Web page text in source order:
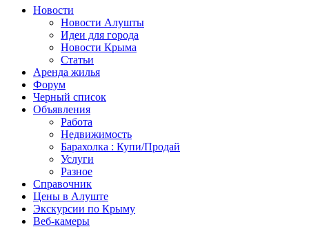
Новости
Новости Алушты
Идеи для города
Новости Крыма
Статьи
Аренда жилья
Форум
Черный список
Объявления
Работа
Недвижимость
Барахолка : Купи/Продай
Услуги
Разное
Справочник
Цены в Алуште
Экскурсии по Крыму
Веб-камеры